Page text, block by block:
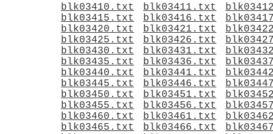
blk03410.txt
blk03411.txt
blk03415.txt
blk03416.txt
blk03420.txt
blk03421.txt
blk03425.txt
blk03426.txt
blk03430.txt
blk03431.txt
blk03435.txt
blk03436.txt
blk03440.txt
blk03441.txt
blk03445.txt
blk03446.txt
blk03450.txt
blk03451.txt
blk03455.txt
blk03456.txt
blk03460.txt
blk03461.txt
blk03465.txt
blk03466.txt